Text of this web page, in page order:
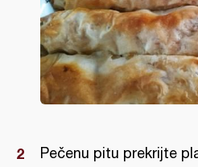
Pečenu pitu prekrijte